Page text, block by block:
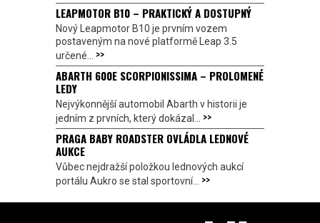
LEAPMOTOR B10 – PRAKTICKÝ A DOSTUPNÝ
Nový Leapmotor B10 je prvním vozem
postaveným na nové platformě Leap 3.5
určené... >>
ABARTH 600E SCORPIONISSIMA – PROLOMENÉ
LEDY
Nejvýkonnější automobil Abarth v historii je
jedním z prvních, který dokázal... >>
PRAGA BABY ROADSTER OVLÁDLA LEDNOVÉ
AUKCE
Vůbec nejdražší položkou lednových aukcí
portálu Aukro se stal sportovní... >>